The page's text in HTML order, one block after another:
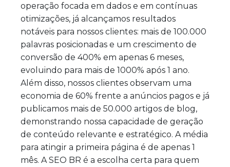
operação focada em dados e em contínuas
otimizações, já alcançamos resultados
notáveis para nossos clientes: mais de 100.000
palavras posicionadas e um crescimento de
conversão de 400% em apenas 6 meses,
evoluindo para mais de 1000% após 1 ano.
Além disso, nossos clientes observam uma
economia de 60% frente a anúncios pagos e já
publicamos mais de 50.000 artigos de blog,
demonstrando nossa capacidade de geração
de conteúdo relevante e estratégico. A média
para atingir a primeira página é de apenas 1
mês. A SEO BR é a escolha certa para quem